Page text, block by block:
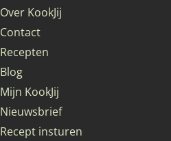
Over KookJij
Contact
Recepten
Blog
Mijn KookJij
Nieuwsbrief
Recept insturen